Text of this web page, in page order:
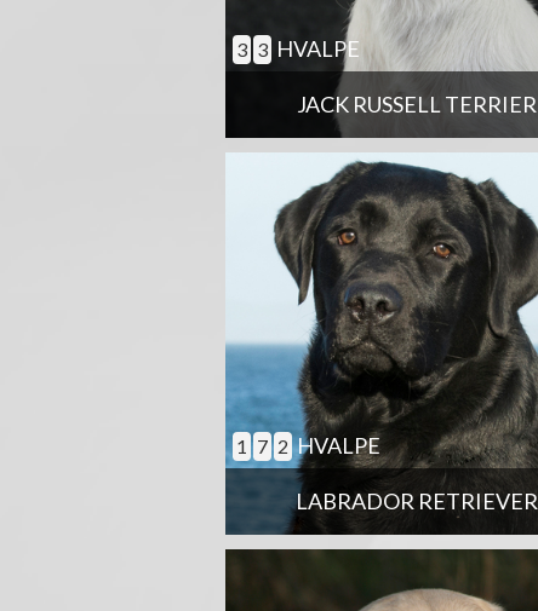
JACK RUSSELL TERRIER
3 3 HVALPE
LABRADOR RETRIEVER
1 7 2 HVALPE